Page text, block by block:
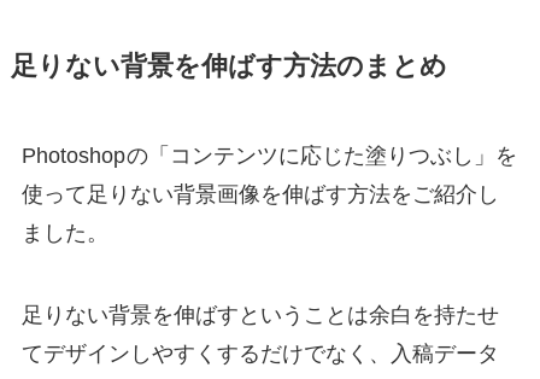
足りない背景を伸ばす方法のまとめ
Photoshopの「コンテンツに応じた塗りつぶし」を
使って足りない背景画像を伸ばす方法をご紹介し
ました。
足りない背景を伸ばすということは余白を持たせ
てデザインしやすくするだけでなく、入稿データ